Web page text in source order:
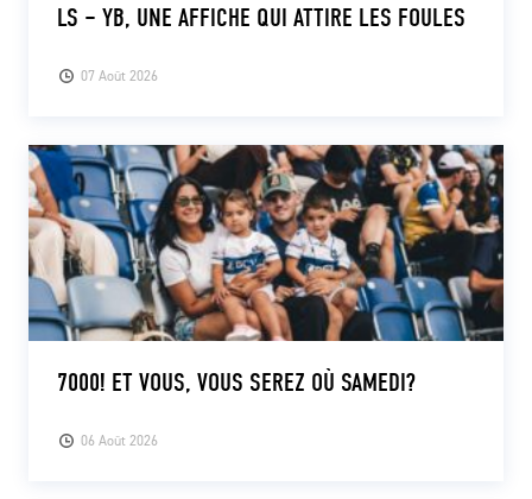
07 Août 2026
LS – YB, UNE AFFICHE QUI ATTIRE LES FOULES
06 Août 2026
7000! ET VOUS, VOUS SEREZ OÙ SAMEDI?